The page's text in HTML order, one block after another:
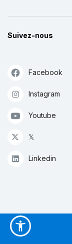
Suivez-nous
Facebook
Instagram
Youtube
𝕏
Linkedin